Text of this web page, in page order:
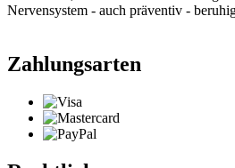
Nervensystem - auch präventiv -
Zahlungsarten